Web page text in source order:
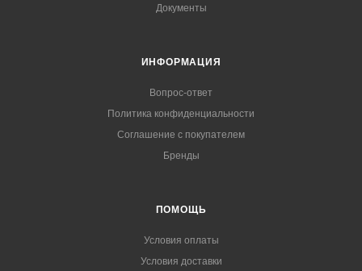
Документы
ИНФОРМАЦИЯ
Вопрос-ответ
Политика конфиденциальности
Соглашение с покупателем
Бренды
ПОМОЩЬ
Условия оплаты
Условия доставки